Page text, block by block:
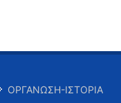
ΟΡΓΑΝΩΣΗ-ΙΣΤΟΡΙΑ